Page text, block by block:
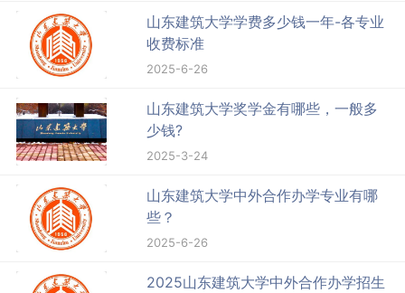
山东建筑大学学费多少钱一年-各专业
收费标准
2025-6-26
山东建筑大学奖学金有哪些，一般多
少钱?
2025-3-24
山东建筑大学中外合作办学专业有哪
些？
2025-6-26
2025山东建筑大学中外合作办学招生